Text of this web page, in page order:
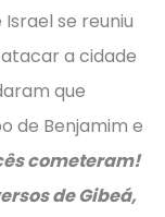
se reuniu
a cidade
que
de Benjamim e
cometeram!
de Gibeá,